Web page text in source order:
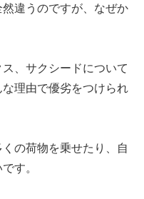
違うのですが、なぜか
、サクシードについて
理由で優劣をつけられ
の荷物を乗せたり、自
す。